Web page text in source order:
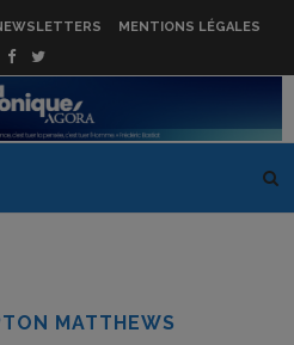
MENTIONS LÉGALES
MATTHEWS